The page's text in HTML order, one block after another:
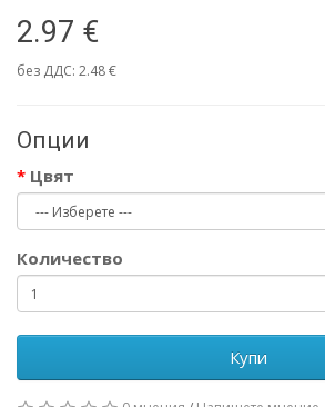
2.97 €
без ДДС: 2.48 €
Опции
Цвят
Количество
Купи